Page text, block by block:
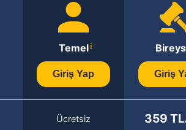
Temel
Giriş Yap Giriş
Ücretsiz 359 TL